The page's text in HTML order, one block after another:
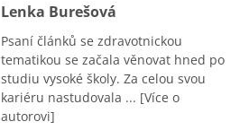
Lenka Burešová
Psaní článků se zdravotnickou
tematikou se začala věnovat hned po
studiu vysoké školy. Za celou svou
kariéru nastudovala ... [Více o
autorovi]